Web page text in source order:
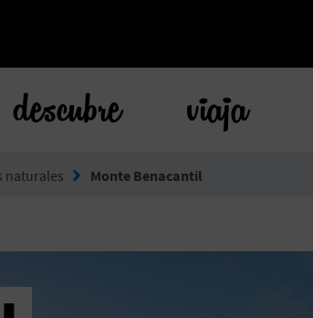
descubre viaja
naturales Monte Benacantil